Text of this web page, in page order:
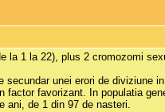
1 la 22), plus 2 cromozomi
unei erori de diviziune
favorizant. In populatia
ani, de 1 din 97 de nasteri.